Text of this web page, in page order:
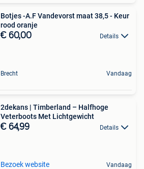
Botjes -A.F Vandevorst maat 38,5 - Keur
rood oranje
€ 60,00 Details
Brecht Vandaag
2dekans | Timberland – Halfhoge
Veterboots Met Lichtgewicht
€ 64,99 Details
Bezoek website Vandaag